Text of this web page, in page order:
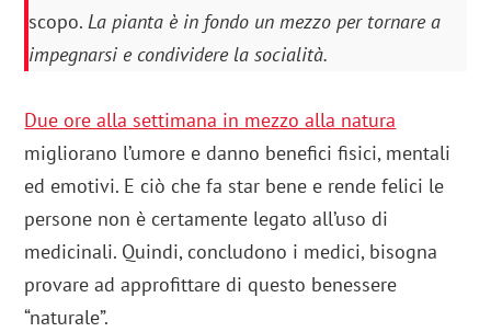
scopo.La pianta è in fondo un mezzo per tornare a
impegnarsi e condividere la socialità.
Due ore alla settimana in mezzo alla natura
migliorano l’umore e danno benefici fisici, mentali
ed emotivi. E ciò che fa star bene e rende felici le
persone non è certamente legato all’uso di
medicinali. Quindi, concludono i medici, bisogna
provare ad approfittare di questo benessere
“naturale”.